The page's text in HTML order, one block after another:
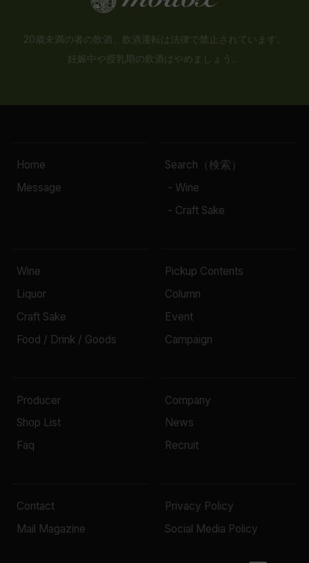
20歳未満の者の飲酒、飲酒運転は法律で禁止されています。
妊娠中や授乳期の飲酒はやめましょう。
Home
Message
Search（検索）
- Wine
- Craft Sake
Wine
Liquor
Craft Sake
Food / Drink / Goods
Pickup Contents
Column
Event
Campaign
Producer
Shop List
Faq
Company
News
Recruit
Contact
Mail Magazine
Privacy Policy
Social Media Policy